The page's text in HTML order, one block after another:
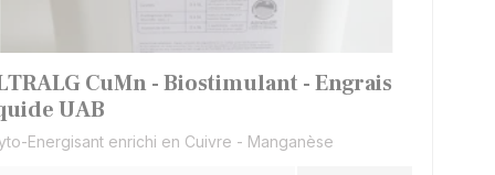
CuMn - Biostimulant - Engrais
UAB
Energisant enrichi en Cuivre - Manganèse